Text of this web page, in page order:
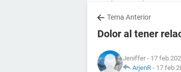
Tema Anterior
Dolor al tener
Jeniffer - 17 feb
ArjenR - 17 feb